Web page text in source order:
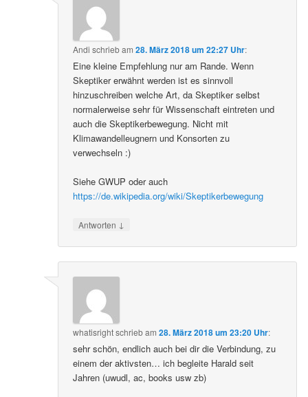
Andi schriebam28. März 2018 um 22:27 Uhr:
Eine kleine Empfehlung nur am Rande. Wenn
Skeptiker erwähnt werden ist es sinnvoll
hinzuschreiben welche Art, da Skeptiker selbst
normalerweise sehr für Wissenschaft eintreten und
auch die Skeptikerbewegung. Nicht mit
Klimawandelleugnern und Konsorten zu
verwechseln :)
Siehe GWUP oder auch
https://de.wikipedia.org/wiki/Skeptikerbewegung
Antworten ↓
whatisrightschriebam28. März 2018 um 23:20 Uhr:
sehr schön, endlich auch bei dir die Verbindung, zu
einem der aktivsten… ich begleite Harald seit
Jahren (uwudl, ac, books usw zb)